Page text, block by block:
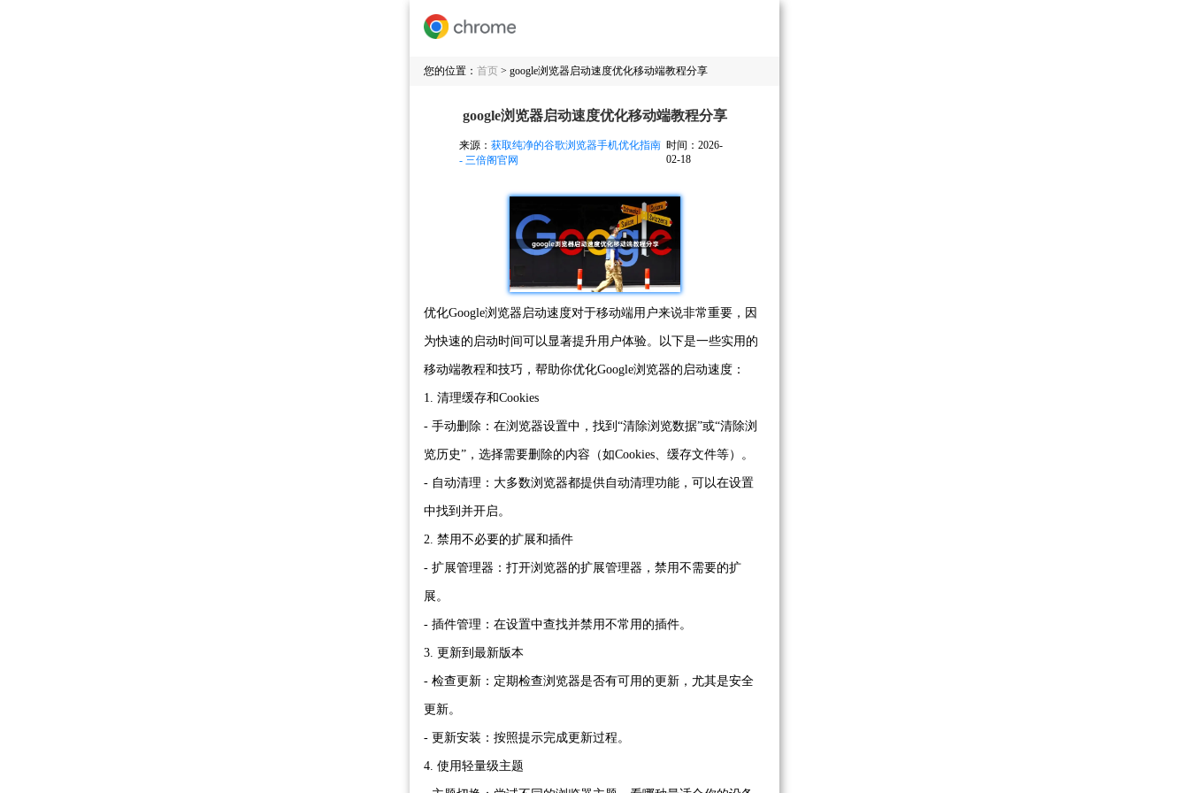
您的位置： 首页 > google浏览器启动速度优化移动端教程分享
google浏览器启动速度优化移动端教程分享
来源： 获取纯净的谷歌浏览器手机优化指南
- 三倍阁官网
时间：2026-
02-18
优化Google浏览器启动速度对于移动端用户来说非常重要，因
为快速的启动时间可以显著提升用户体验。以下是一些实用的
移动端教程和技巧，帮助你优化Google浏览器的启动速度：
1. 清理缓存和Cookies
- 手动删除：在浏览器设置中，找到“清除浏览数据”或“清除浏
览历史”，选择需要删除的内容（如Cookies、缓存文件等）。
- 自动清理：大多数浏览器都提供自动清理功能，可以在设置
中找到并开启。
2. 禁用不必要的扩展和插件
- 扩展管理器：打开浏览器的扩展管理器，禁用不需要的扩
展。
- 插件管理：在设置中查找并禁用不常用的插件。
3. 更新到最新版本
- 检查更新：定期检查浏览器是否有可用的更新，尤其是安全
更新。
- 更新安装：按照提示完成更新过程。
4. 使用轻量级主题